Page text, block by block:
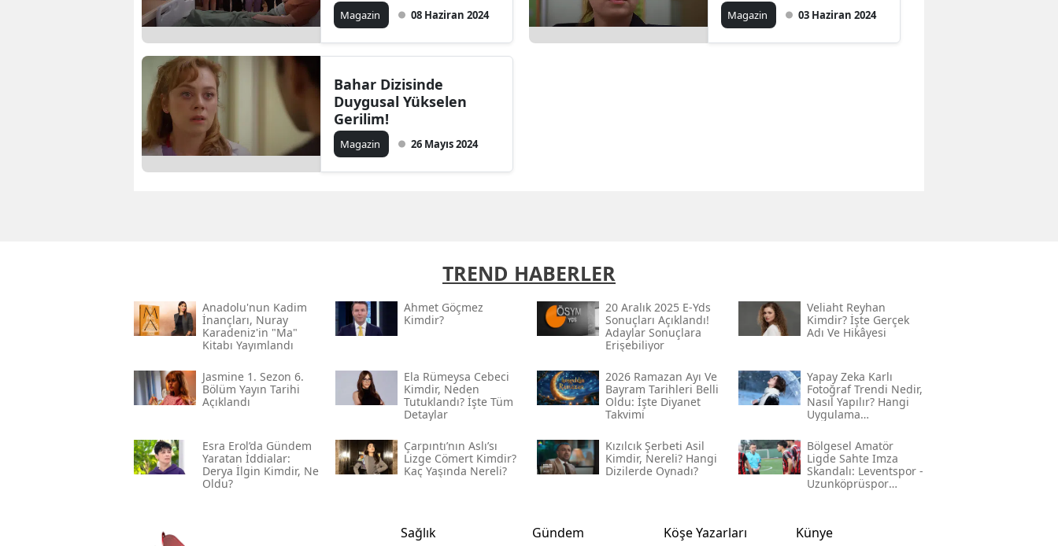
Magazin 08 Haziran 2024 Magazin 03 Haziran 2024
Bahar Dizisinde
Duygusal Yükselen
Gerilim!
Magazin 26 Mayıs 2024
TREND HABERLER
Anadolu'nun Kadim
İnançları, Nuray
Karadeniz'in "ma"
Kitabı Yayımlandı
Ahmet Göçmez
Kimdir?
20 Aralık 2025 E-Yds
Sonuçları Açıklandı!
Adaylar Sonuçlara
Erişebiliyor
Veliaht Reyhan
Kimdir? İşte Gerçek
Adı Ve Hikâyesi
Jasmine 1. Sezon 6.
Bölüm Yayın Tarihi
Açıklandı
Ela Rümeysa Cebeci
Kimdir, Neden
Tutuklandı? İşte Tüm
Detaylar
2026 Ramazan Ayı Ve
Bayram Tarihleri Belli
Oldu: İşte Diyanet
Takvimi
Yapay Zeka Karlı
Fotoğraf Trendi Nedir,
Nasıl Yapılır? Hangi
Uygulama
Adım Adım Rehber
Esra Erol’da Gündem
Yaratan İddialar:
Derya İlgin Kimdir, Ne
Oldu?
Çarpıntı’nın Aslı’sı
Lizge Cömert Kimdir?
Kaç Yaşında Nereli?
Kızılcık Şerbeti Asil
Kimdir, Nereli? Hangi
Dizilerde Oynadı?
Bölgesel Amatör
Ligde Sahte Imza
Skandalı: Leventspor -
Uzunköprüspor
Sağlık
Gündem
Köşe Yazarları
Künye